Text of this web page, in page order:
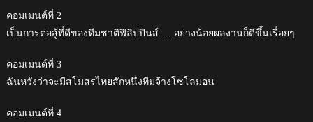
คอมเมนต์ที่ 2
เป็นการต่อสู้ที่ดีของทีมชาติฟิลิปปินส์ … อย่างน้อยผลงานก็ดีขึ้นเรื่อยๆ
คอมเมนต์ที่ 3
ฉันหวังว่าจะมีสโมสรไทยสักหนึ่งทีมจ้างโซโลมอน
คอมเมนต์ที่ 4